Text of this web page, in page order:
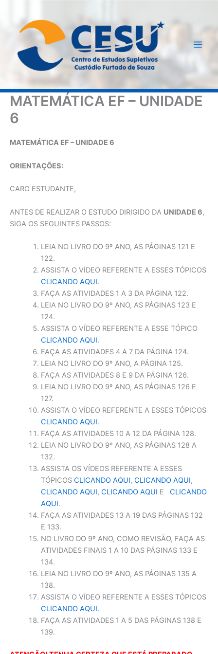
MATEMÁTICA EF – UNIDADE
6
MATEMÁTICA EF – UNIDADE 6
ORIENTAÇÕES:
CARO ESTUDANTE,
ANTES DE REALIZAR O ESTUDO DIRIGIDO DA UNIDADE 6,
SIGA OS SEGUINTES PASSOS:
LEIA NO LIVRO DO 9º ANO, AS PÁGINAS 121 E
122.
ASSISTA O VÍDEO REFERENTE A ESSES TÓPICOS
CLICANDO AQUI.
FAÇA AS ATIVIDADES 1 A 3 DA PÁGINA 122.
LEIA NO LIVRO DO 9º ANO, AS PÁGINAS 123 E
124.
ASSISTA O VÍDEO REFERENTE A ESSE TÓPICO
CLICANDO AQUI.
FAÇA AS ATIVIDADES 4 A 7 DA PÁGINA 124.
LEIA NO LIVRO DO 9º ANO, A PÁGINA 125.
FAÇA AS ATIVIDADES 8 E 9 DA PÁGINA 126.
LEIA NO LIVRO DO 9º ANO, AS PÁGINAS 126 E
127.
ASSISTA O VÍDEO REFERENTE A ESSES TÓPICOS
CLICANDO AQUI.
FAÇA AS ATIVIDADES 10 A 12 DA PÁGINA 128.
LEIA NO LIVRO DO 9º ANO, AS PÁGINAS 128 A
132.
ASSISTA OS VÍDEOS REFERENTE A ESSES
TÓPICOS CLICANDO AQUI, CLICANDO AQUI,
CLICANDO AQUI, CLICANDO AQUI E CLICANDO
AQUI.
FAÇA AS ATIVIDADES 13 A 19 DAS PÁGINAS 132
E 133.
NO LIVRO DO 9º ANO, COMO REVISÃO, FAÇA AS
ATIVIDADES FINAIS 1 A 10 DAS PÁGINAS 133 E
134.
LEIA NO LIVRO DO 9º ANO, AS PÁGINAS 135 A
138.
ASSISTA O VÍDEO REFERENTE A ESSES TÓPICOS
CLICANDO AQUI.
FAÇA AS ATIVIDADES 1 A 5 DAS PÁGINAS 138 E
139.